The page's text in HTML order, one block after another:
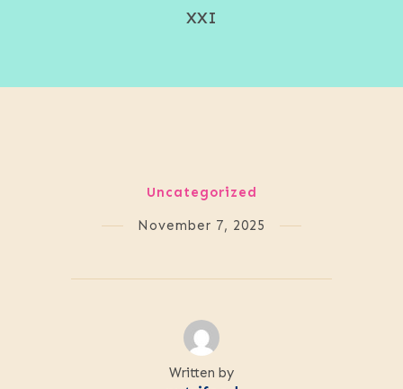
XXI
Uncategorized
November 7, 2025
Written by